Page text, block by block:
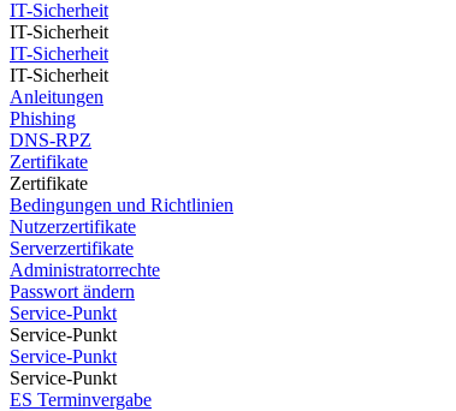
IT-Sicherheit
IT-Sicherheit
IT-Sicherheit
IT-Sicherheit
Anleitungen
Phishing
DNS-RPZ
Zertifikate
Zertifikate
Bedingungen und Richtlinien
Nutzerzertifikate
Serverzertifikate
Administratorrechte
Passwort ändern
Service-Punkt
Service-Punkt
Service-Punkt
Service-Punkt
ES Terminvergabe